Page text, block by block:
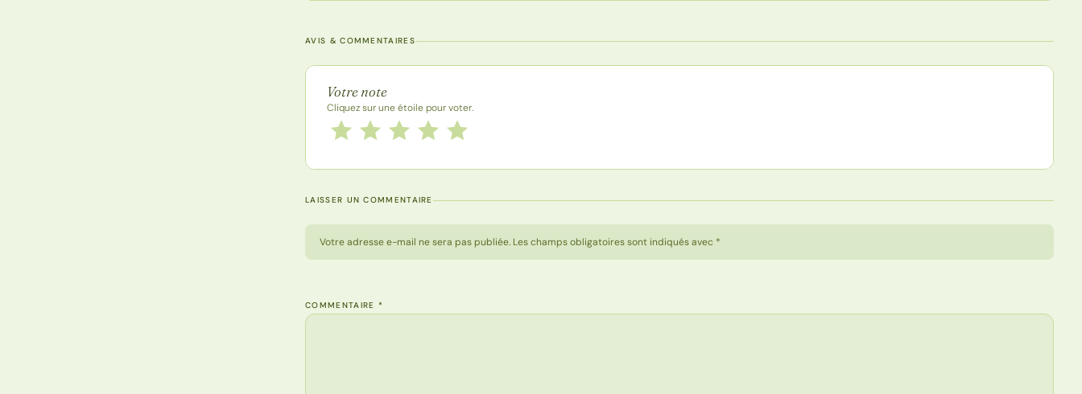
AVIS & COMMENTAIRES
Note de la recette
Votre note
Cliquez sur une étoile pour voter.
Notez cette recette de 1 à 5 étoiles
5 étoiles
4 étoiles
3 étoiles
2 étoiles
1 étoile
LAISSER UN COMMENTAIRE
Votre adresse e-mail ne sera pas publiée. Les champs obligatoires sont indiqués avec *
COMMENTAIRE *